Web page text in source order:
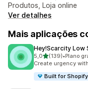
Produtos, Loja online
Ver detalhes
Mais aplicações
Hey!Scarcity Low
5,0de 5 estrelas
(139)
139 total de
•Plano
Create urgency
Built for Shopify